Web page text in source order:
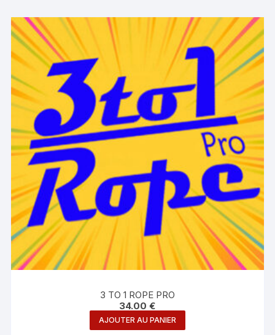
3 TO 1 ROPE PRO
34.00€
AJOUTER AU PANIER